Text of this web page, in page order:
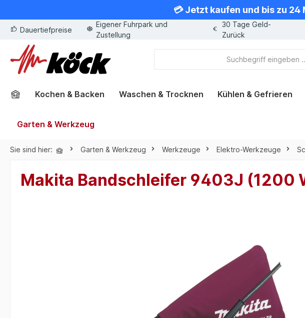
💳 Jetzt kaufen und bis zu
Dauertiefpreise
Eigener Fuhrpark und
Zustellung
30 Tage Geld-
Zurück
Kochen & Backen Waschen & Trocknen Kühlen & Gefrieren
Garten & Werkzeug
Sie sind hier: Garten & Werkzeug Werkzeuge Elektro-Werkzeuge
Makita Bandschleifer 9403J (1200